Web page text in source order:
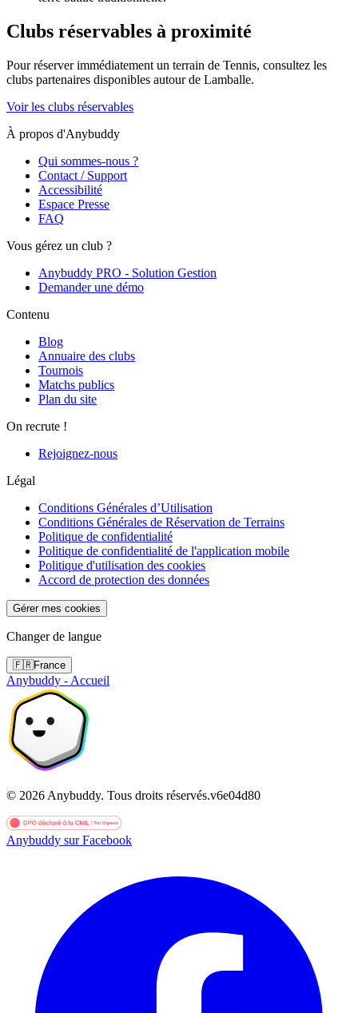
Clubs réservables à proximité
Pour réserver immédiatement un terrain de Tennis, consultez les
clubs partenaires disponibles autour de Lamballe.
Voir les clubs réservables
À propos d'Anybuddy
Qui sommes-nous ?
Contact / Support
Accessibilité
Espace Presse
FAQ
Vous gérez un club ?
Anybuddy PRO - Solution Gestion
Demander une démo
Contenu
Blog
Annuaire des clubs
Tournois
Matchs publics
Plan du site
On recrute !
Rejoignez-nous
Légal
Conditions Générales d’Utilisation
Conditions Générales de Réservation de Terrains
Politique de confidentialité
Politique de confidentialité de l'application mobile
Politique d'utilisation des cookies
Accord de protection des données
Gérer mes cookies
Changer de langue
🇫🇷France
Anybuddy - Accueil
© 2026 Anybuddy. Tous droits réservés.v6e04d80
Anybuddy sur Facebook